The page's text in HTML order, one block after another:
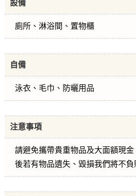
設備
廁所、淋浴間、置物櫃
自備
泳衣、毛巾、防曬用品
注意事項
請避免攜帶貴重物品及大面額現
後若有物品遺失、毀損我們將不負